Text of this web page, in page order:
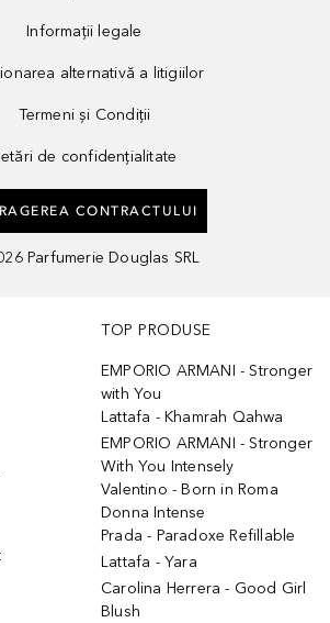
Informații legale
alternativă a litigiilor
Termeni și Condiții
de confidențialitate
CONTRACTULUI
Parfumerie Douglas SRL
TOP PRODUSE
EMPORIO ARMANI - Stronger
with You
Lattafa - Khamrah Qahwa
EMPORIO ARMANI - Stronger
With You Intensely
Valentino - Born in Roma
Donna Intense
Prada - Paradoxe Refillable
Lattafa - Yara
Carolina Herrera - Good Girl
Blush